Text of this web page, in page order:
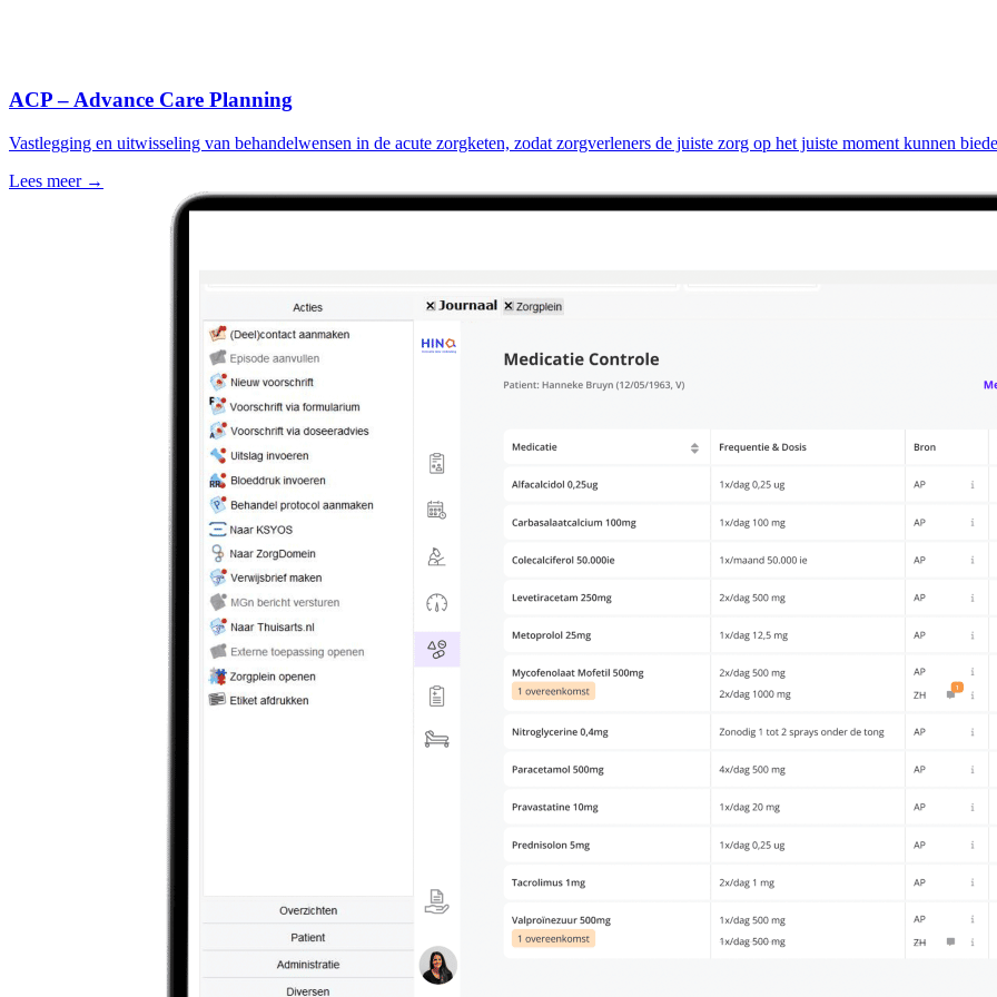
ACP – Advance Care Planning
Vastlegging en uitwisseling van behandelwensen in de acute zorgketen, zodat zorgverleners de juiste zorg op het juiste moment kunnen
Lees meer →